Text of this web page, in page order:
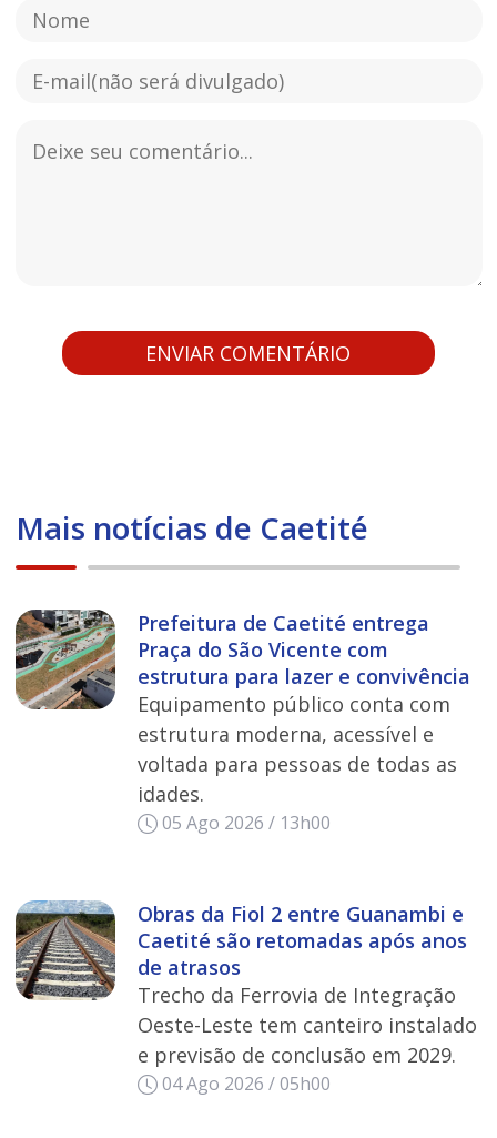
Mais notícias de Caetité
Prefeitura de Caetité entrega
Praça do São Vicente com
estrutura para lazer e convivência
Equipamento público conta com
estrutura moderna, acessível e
voltada para pessoas de todas as
idades.
05 Ago 2026 / 13h00
Obras da Fiol 2 entre Guanambi e
Caetité são retomadas após anos
de atrasos
Trecho da Ferrovia de Integração
Oeste-Leste tem canteiro instalado
e previsão de conclusão em 2029.
04 Ago 2026 / 05h00